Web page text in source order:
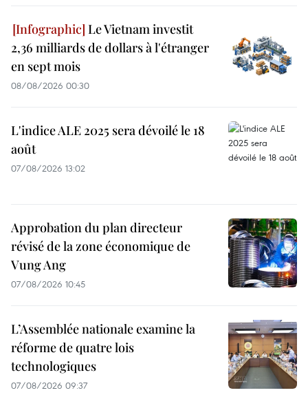
Le Vietnam investit
2,36 milliards de dollars à l'étranger
en sept mois
08/08/2026 00:30
L'indice ALE 2025 sera dévoilé le 18
août
07/08/2026 13:02
Approbation du plan directeur
révisé de la zone économique de
Vung Ang
07/08/2026 10:45
L’Assemblée nationale examine la
réforme de quatre lois
technologiques
07/08/2026 09:37